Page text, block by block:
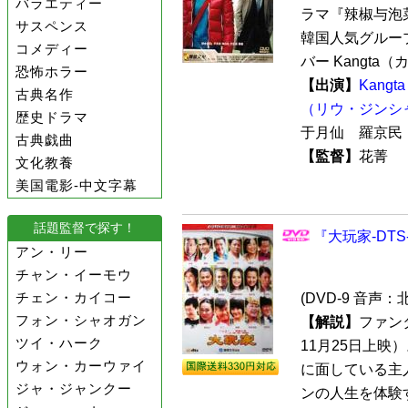
バラエティー
サスペンス
コメディー
恐怖ホラー
古典名作
歴史ドラマ
古典戯曲
文化教養
美国電影-中文字幕
話題監督で探す！
アン・リー
チャン・イーモウ
チェン・カイコー
フォン・シャオガン
ツイ・ハーク
ウォン・カーウァイ
ジャ・ジャンクー
ラマ『辣椒与
韓国人気グルー
バー Kangta（
【出演】
（リウ・ジン
于月仙 羅京
【監督】 花菁
『大玩家-
(DVD-9 音声：
【解説】 ファン
11月25日上映
に面している主
ンの人生を体験